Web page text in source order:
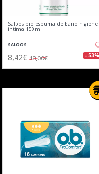
Saloos bio espuma de baño higiene
intima 150ml
SALOOS
8,42€ 18,00€ - 53%